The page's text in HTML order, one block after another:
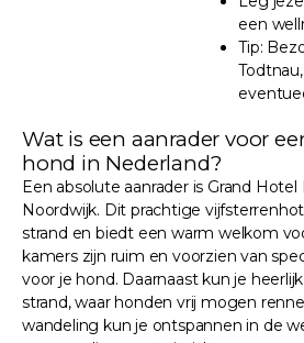
een
Tip:
Wat is een aanrader voor
hond in Nederland?
Een absolute aanrader is Grand
Noordwijk. Dit prachtige
strand en biedt een warm welkom
kamers zijn ruim en voorzien van
voor je hond. Daarnaast kun je
strand, waar honden vrij mogen
wandeling kun je ontspannen in de